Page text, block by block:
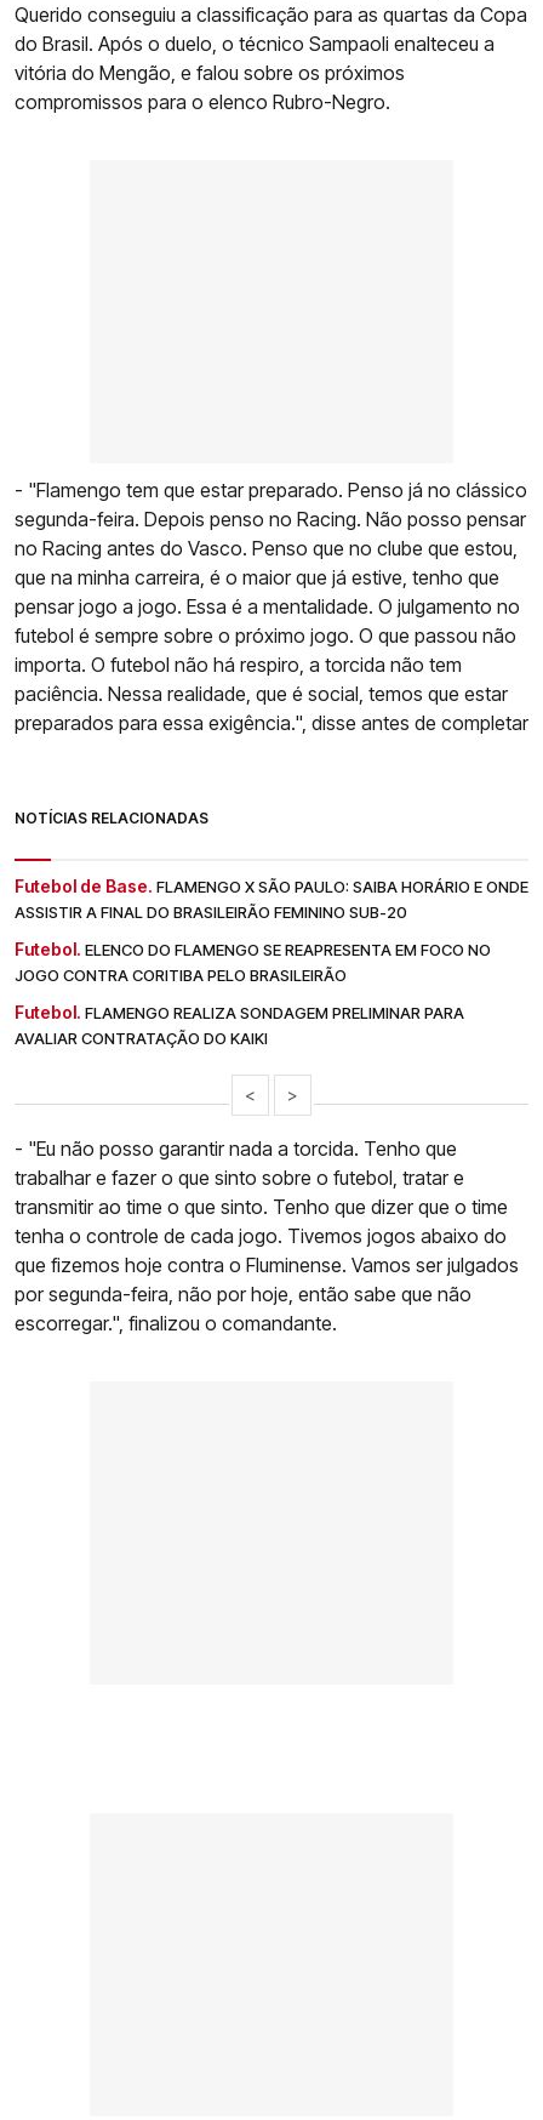
Querido conseguiu a classificação para as quartas da Copa
do Brasil. Após o duelo, o técnico Sampaoli enalteceu a
vitória do Mengão, e falou sobre os próximos
compromissos para o elenco Rubro-Negro.
- "Flamengo tem que estar preparado. Penso já no clássico
segunda-feira. Depois penso no Racing. Não posso pensar
no Racing antes do Vasco. Penso que no clube que estou,
que na minha carreira, é o maior que já estive, tenho que
pensar jogo a jogo. Essa é a mentalidade. O julgamento no
futebol é sempre sobre o próximo jogo. O que passou não
importa. O futebol não há respiro, a torcida não tem
paciência. Nessa realidade, que é social, temos que estar
preparados para essa exigência.", disse antes de completar
NOTÍCIAS RELACIONADAS
Futebol de Base. FLAMENGO X SÃO PAULO: SAIBA HORÁRIO E ONDE
ASSISTIR A FINAL DO BRASILEIRÃO FEMININO SUB-20
Futebol. ELENCO DO FLAMENGO SE REAPRESENTA EM FOCO NO
JOGO CONTRA CORITIBA PELO BRASILEIRÃO
Futebol. FLAMENGO REALIZA SONDAGEM PRELIMINAR PARA
AVALIAR CONTRATAÇÃO DO KAIKI
< >
- "Eu não posso garantir nada a torcida. Tenho que
trabalhar e fazer o que sinto sobre o futebol, tratar e
transmitir ao time o que sinto. Tenho que dizer que o time
tenha o controle de cada jogo. Tivemos jogos abaixo do
que fizemos hoje contra o Fluminense. Vamos ser julgados
por segunda-feira, não por hoje, então sabe que não
escorregar.", finalizou o comandante.